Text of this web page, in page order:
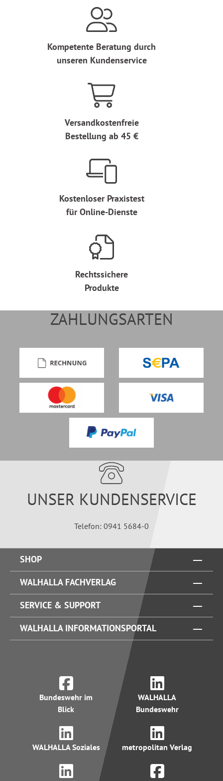
Kompetente Beratung durch
unseren Kundenservice
Versandkostenfreie
Bestellung ab 45 €
Kostenloser Praxistest
für Online-Dienste
Rechtssichere
Produkte
ZAHLUNGSARTEN
UNSER KUNDENSERVICE
Telefon: 0941 5684-0
SHOP
WALHALLA FACHVERLAG
SERVICE & SUPPORT
WALHALLA INFORMATIONSPORTAL
Bundeswehr im
Blick
WALHALLA
Bundeswehr
WALHALLA Soziales metropolitan Verlag